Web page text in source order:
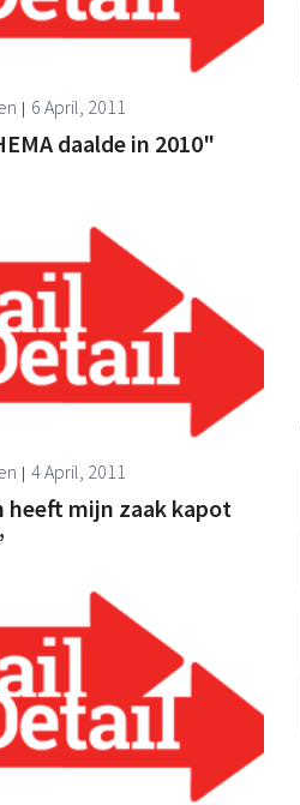
6 April, 2011
daalde in 2010"
4 April, 2011
heeft mijn zaak kapot